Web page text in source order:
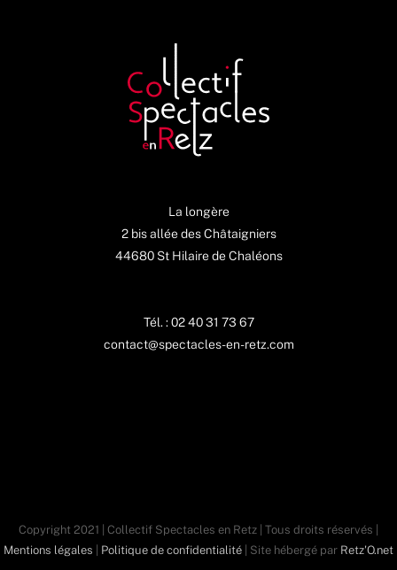
La longère
2 bis allée des Châtaigniers
44680 St Hilaire de Chaléons
Tél. : 02 40 31 73 67
contact@spectacles-en-retz.com
Copyright 2021 | Collectif Spectacles en Retz | Tous droits réservés |
Mentions légales
Politique de confidentialité | Site hébergé par Retz'O.net